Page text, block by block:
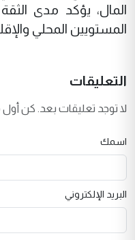
المال، يؤكد مدى
المستويين المحلي
التعليقات
لا توجد تعليقات بعد. كن
اسمك
البريد الإلكتروني